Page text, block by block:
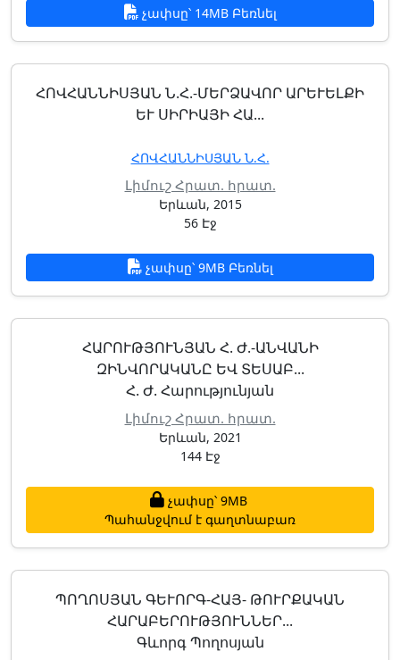
չափսը՝ 14MB Բեռնել
ՀՈՎՀԱՆՆԻՍՅԱՆ Ն.Հ.-ՄԵՐՁԱՎՈՐ ԱՐԵՒԵԼՔԻ ԵՒ
ՍԻՐԻԱՅԻ ՀԱ...
ՀՈՎՀԱՆՆԻՍՅԱՆ Ն.Հ.
Լիմուշ Հրատ. հրատ.
Երևան, 2015
56 Էջ
չափսը՝ 9MB Բեռնել
ՀԱՐՈՒԹՅՈՒՆՅԱՆ Հ. Ժ.-ԱՆՎԱՆԻ
ԶԻՆՎՈՐԱԿԱՆԸ ԵՎ ՏԵՍԱԲ...
Հ. Ժ. Հարությունյան
Լիմուշ Հրատ. հրատ.
Երևան, 2021
144 Էջ
չափսը՝ 9MB
Պահանջվում է գաղտնաբառ
ՊՈՂՈՍՅԱՆ ԳԵՒՈՐԳ-ՀԱՅ- ԹՈՒՐՔԱԿԱՆ Հ
ԱՐԱԲԵՐՈՒԹՅՈՒՆՆԵՐ...
Գևորգ Պողոսյան